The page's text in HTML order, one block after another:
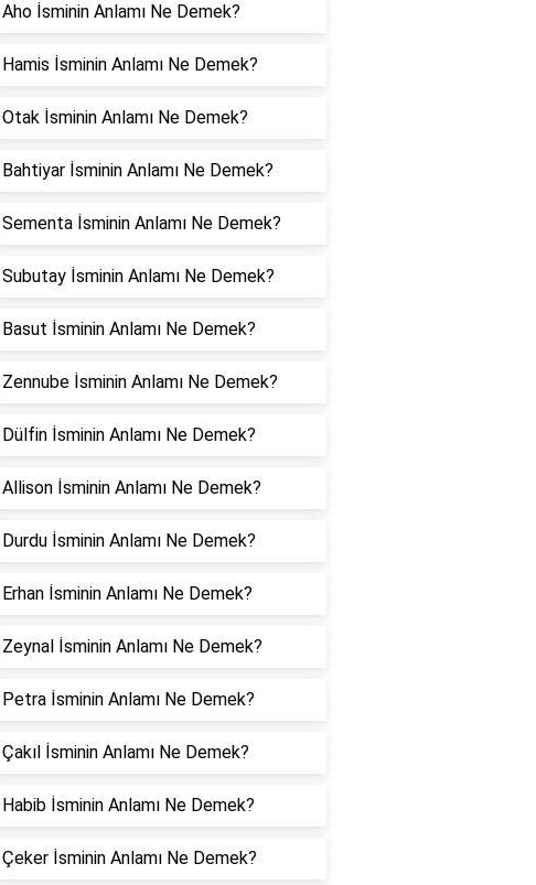
Aho İsminin Anlamı Ne Demek?
Hamis İsminin Anlamı Ne Demek?
Otak İsminin Anlamı Ne Demek?
Bahtiyar İsminin Anlamı Ne Demek?
Sementa İsminin Anlamı Ne Demek?
Subutay İsminin Anlamı Ne Demek?
Basut İsminin Anlamı Ne Demek?
Zennube İsminin Anlamı Ne Demek?
Dülfin İsminin Anlamı Ne Demek?
Allison İsminin Anlamı Ne Demek?
Durdu İsminin Anlamı Ne Demek?
Erhan İsminin Anlamı Ne Demek?
Zeynal İsminin Anlamı Ne Demek?
Petra İsminin Anlamı Ne Demek?
Çakıl İsminin Anlamı Ne Demek?
Habib İsminin Anlamı Ne Demek?
Çeker İsminin Anlamı Ne Demek?